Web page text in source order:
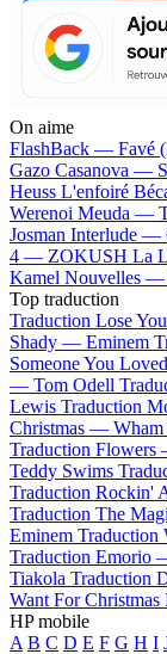
On aime
FlashBack — Favé
Gazo Casanova —
Heuss L'enfoiré
Werenoi Meuda —
Josman Interlude —
4 — ZOKUSH La
Kamel Nouvelles —
Top traduction
Traduction Lose
Shady — Eminem
Someone You
— Tom Odell
Lewis Traduction
Christmas — Wham
Traduction
Teddy Swims
Traduction Rockin'
Traduction The
Eminem Traduction
Traduction Emorio
Tiakola Traduction
Want For
HP mobile
A B C D E F G H I